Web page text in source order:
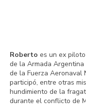
Roberto es un ex
de la Armada Argentina
de la Fuerza Aeronaval
participó, entre otras
hundimiento de la
durante el conflicto de